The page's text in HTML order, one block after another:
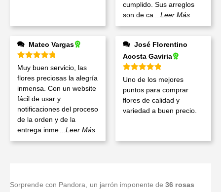
cumplido. Sus arreglos
son de ca...Leer Más
Mateo Vargas
Valorado en 5de 5
Muy buen servicio, las
flores preciosas la alegría
inmensa. Con un website
fácil de usar y
notificaciones del proceso
de la orden y de la
entrega inme...Leer Más
Acosta Gaviria
Valorado en5de 5
Uno de los mejores
puntos para comprar
flores de calidad y
variedad a buen precio.
Sorprende con Pandora, un jarrón imponente de36 rosas